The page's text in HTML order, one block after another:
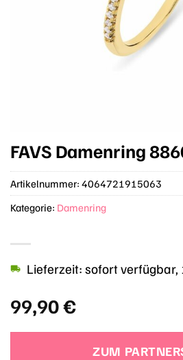
FAVS Damenring
99,90€
Lieferzeit: sofort verfügbar,
ZUM
Artikelnummer: 4064721915063
Kategorie: Damenring